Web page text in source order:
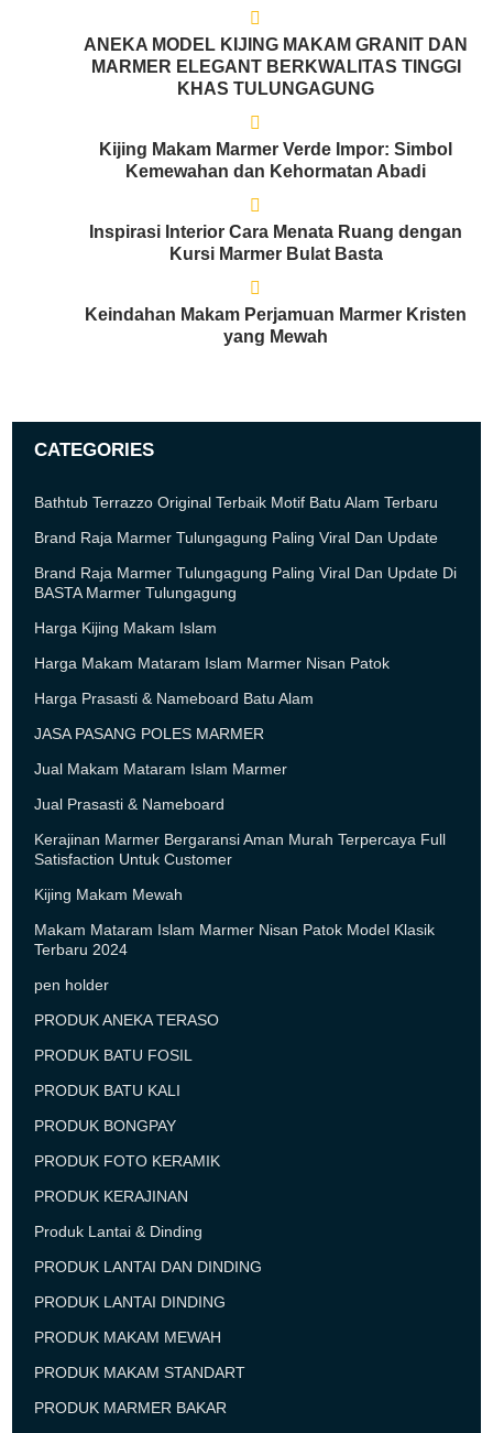
ANEKA MODEL KIJING MAKAM GRANIT DAN
MARMER ELEGANT BERKWALITAS TINGGI
KHAS TULUNGAGUNG
Kijing Makam Marmer Verde Impor: Simbol
Kemewahan dan Kehormatan Abadi
Inspirasi Interior Cara Menata Ruang dengan
Kursi Marmer Bulat Basta
Keindahan Makam Perjamuan Marmer Kristen
yang Mewah
CATEGORIES
Bathtub Terrazzo Original Terbaik Motif Batu Alam Terbaru
Brand Raja Marmer Tulungagung Paling Viral Dan Update
Brand Raja Marmer Tulungagung Paling Viral Dan Update Di
BASTA Marmer Tulungagung
Harga Kijing Makam Islam
Harga Makam Mataram Islam Marmer Nisan Patok
Harga Prasasti & Nameboard Batu Alam
JASA PASANG POLES MARMER
Jual Makam Mataram Islam Marmer
Jual Prasasti & Nameboard
Kerajinan Marmer Bergaransi Aman Murah Terpercaya Full
Satisfaction Untuk Customer
Kijing Makam Mewah
Makam Mataram Islam Marmer Nisan Patok Model Klasik
Terbaru 2024
pen holder
PRODUK ANEKA TERASO
PRODUK BATU FOSIL
PRODUK BATU KALI
PRODUK BONGPAY
PRODUK FOTO KERAMIK
PRODUK KERAJINAN
Produk Lantai & Dinding
PRODUK LANTAI DAN DINDING
PRODUK LANTAI DINDING
PRODUK MAKAM MEWAH
PRODUK MAKAM STANDART
PRODUK MARMER BAKAR